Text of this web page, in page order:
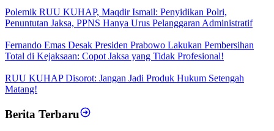
Polemik RUU KUHAP, Maqdir Ismail: Penyidikan Polri,
Penuntutan Jaksa, PPNS Hanya Urus Pelanggaran Administratif
Fernando Emas Desak Presiden Prabowo Lakukan Pembersihan
Total di Kejaksaan: Copot Jaksa yang Tidak Profesional!
RUU KUHAP Disorot: Jangan Jadi Produk Hukum Setengah
Matang!
Berita Terbaru